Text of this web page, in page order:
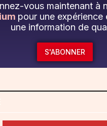
vous maintenant à
pour une expérience
une information de
S'ABONNER